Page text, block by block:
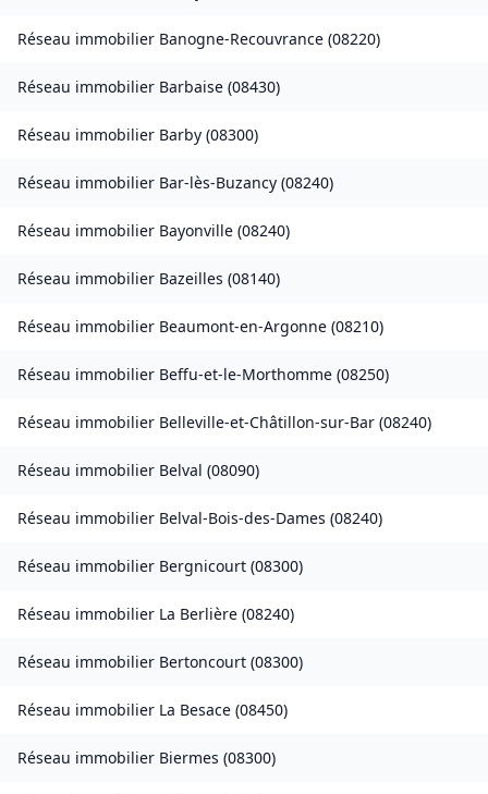
Réseau immobilier Banogne-Recouvrance (08220)
Réseau immobilier Barbaise (08430)
Réseau immobilier Barby (08300)
Réseau immobilier Bar-lès-Buzancy (08240)
Réseau immobilier Bayonville (08240)
Réseau immobilier Bazeilles (08140)
Réseau immobilier Beaumont-en-Argonne (08210)
Réseau immobilier Beffu-et-le-Morthomme (08250)
Réseau immobilier Belleville-et-Châtillon-sur-Bar (08240)
Réseau immobilier Belval (08090)
Réseau immobilier Belval-Bois-des-Dames (08240)
Réseau immobilier Bergnicourt (08300)
Réseau immobilier La Berlière (08240)
Réseau immobilier Bertoncourt (08300)
Réseau immobilier La Besace (08450)
Réseau immobilier Biermes (08300)